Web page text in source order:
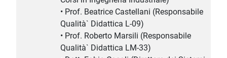
• Prof. Beatrice Castellani (Responsabile
Qualità` Didattica L-09)
• Prof. Roberto Marsili (Responsabile
Qualità` Didattica LM-33)